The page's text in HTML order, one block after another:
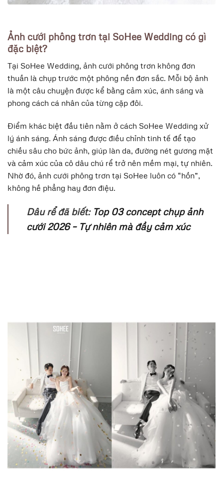
Ảnh cưới phông trơn tại SoHee Wedding có gì
đặc biệt?
Tại SoHee Wedding, ảnh cưới phông trơn không đơn
thuần là chụp trước một phông nền đơn sắc. Mỗi bộ ảnh
là một câu chuyện được kể bằng cảm xúc, ánh sáng và
phong cách cá nhân của từng cặp đôi.
Điểm khác biệt đầu tiên nằm ở cách SoHee Wedding xử
lý ánh sáng. Ánh sáng được điều chỉnh tinh tế để tạo
chiều sâu cho bức ảnh, giúp làn da, đường nét gương mặt
và cảm xúc của cô dâu chú rể trở nên mềm mại, tự nhiên.
Nhờ đó, ảnh cưới phông trơn tại SoHee luôn có “hồn”,
không hề phẳng hay đơn điệu.
Dâu rể đã biết: Top 03 concept chụp ảnh
cưới 2026 – Tự nhiên mà đầy cảm xúc